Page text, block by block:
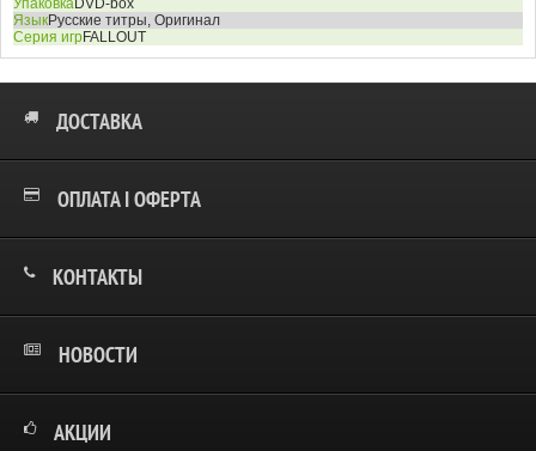
УпаковкаDVD-box
ЯзыкРусские титры, Оригинал
Серия игрFALLOUT
ДОСТАВКА
ОПЛАТА І ОФЕРТА
КОНТАКТЫ
НОВОСТИ
АКЦИИ